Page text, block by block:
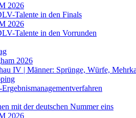
2026
Talente in den Finals
2026
Talente in den Vorrunden
2026
IV | Männer: Sprünge, Würfe,
mit der deutschen Nummer eins
2026